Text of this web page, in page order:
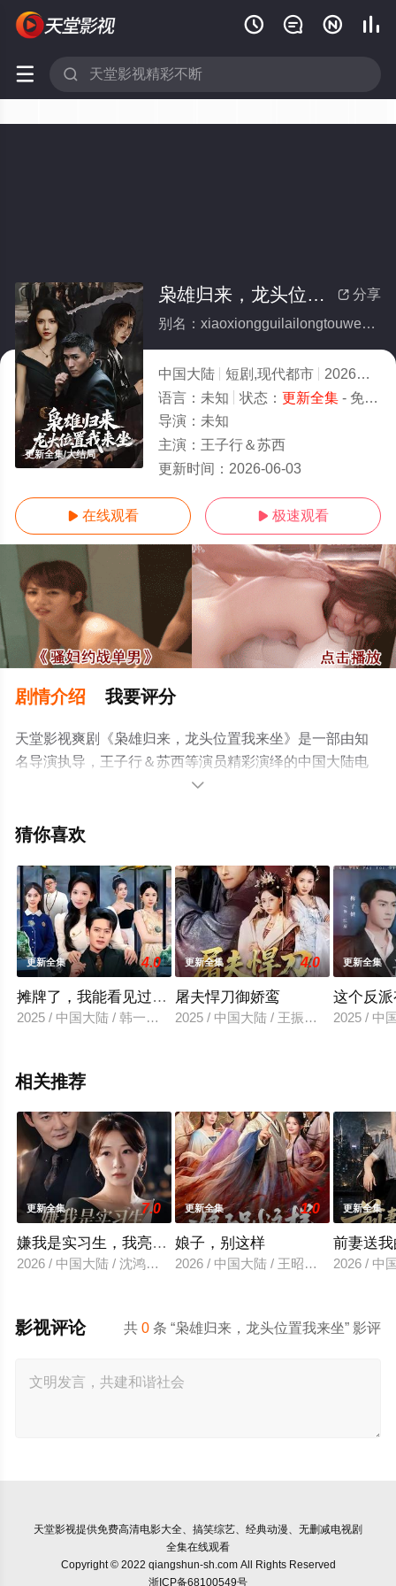
   
 
更新全集/大结局
 分享
枭雄归来，龙头位置我来坐(全集)
别名：xiaoxiongguilailongtouweizhiwolaizuo
中国大陆 短剧,现代都市 2026
4.0
语言： 未知 状态： 更新全集- 免费在线观看
导演： 未知
主演： 王子行＆苏西
更新时间： 2026-06-03
 在线观看  极速观看
剧情介绍 我要评分
天堂影视爽剧《枭雄归来，龙头位置我来坐》是一部由知
名导演执导，王子行＆苏西等演员精彩演绎的中国大陆电
视剧，大结局剧情已揭晓（更新全集），手机免费观看高
息可移步至豆瓣电视剧、电视猫或剧情网等平台了解。

猜你喜欢
更新全集 4.0
摊牌了，我能看见过去未来
2025 / 中国大陆 / 韩一波＆华越
更新全集 4.0
屠夫悍刀御娇鸾
2025 / 中国大陆 / 王振＆苏凝
更新全集
这个反
2025 / 中
相关推荐
更新全集 7.0
嫌我是实习生，我亮出老板身份
2026 / 中国大陆 / 沈鸿运＆刘亚倩
更新全集 1.0
娘子，别这样
2026 / 中国大陆 / 王昭＆恩璟
更新全集
前妻送
2026 / 中
共0 条 “枭雄归来，龙头位置我来坐” 影评
影视评论
天堂影视提供免费高清电影大全、搞笑综艺、经典动漫、无删减电视剧
全集在线观看
Copyright © 2022 qiangshun-sh.com All Rights Reserved
浙ICP备68100549号